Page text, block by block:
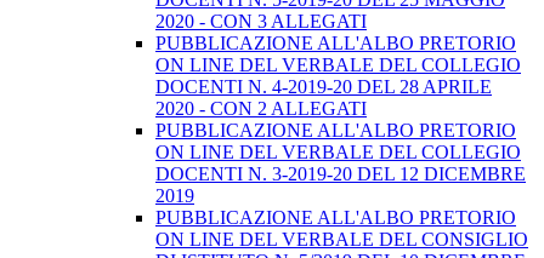
2020 - CON 3 ALLEGATI
PUBBLICAZIONE ALL'ALBO PRETORIO
ON LINE DEL VERBALE DEL COLLEGIO
DOCENTI N. 4-2019-20 DEL 28 APRILE
2020 - CON 2 ALLEGATI
PUBBLICAZIONE ALL'ALBO PRETORIO
ON LINE DEL VERBALE DEL COLLEGIO
DOCENTI N. 3-2019-20 DEL 12 DICEMBRE
2019
PUBBLICAZIONE ALL'ALBO PRETORIO
ON LINE DEL VERBALE DEL CONSIGLIO